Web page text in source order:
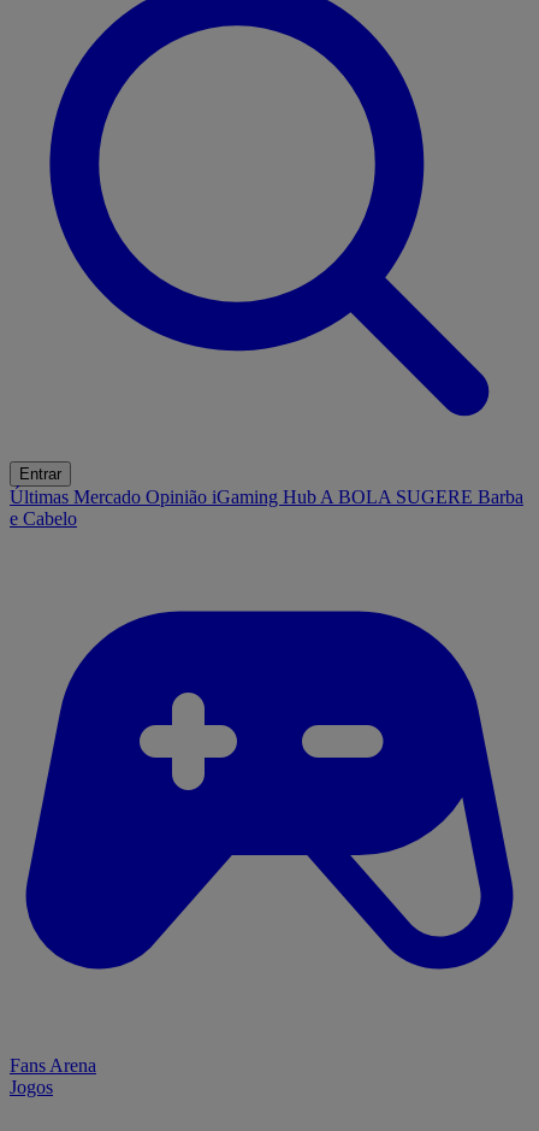
Entrar
Últimas Mercado Opinião iGaming Hub A BOLA SUGERE Barba
e Cabelo
Fans Arena
Jogos